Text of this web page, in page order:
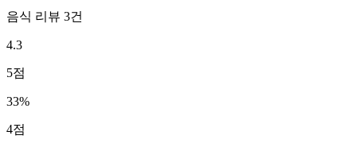
음식 리뷰 3건
4.3
5점
33%
4점